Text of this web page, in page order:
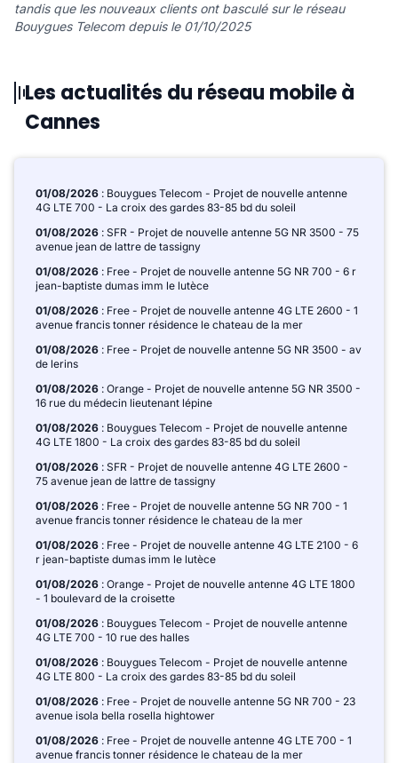
tandis que les nouveaux clients ont basculé sur le réseau
Bouygues Telecom depuis le 01/10/2025
Les actualités du réseau mobile à
Cannes
01/08/2026 : Bouygues Telecom - Projet de nouvelle antenne
4G LTE 700 - La croix des gardes 83-85 bd du soleil
01/08/2026 : SFR - Projet de nouvelle antenne 5G NR 3500 - 75
avenue jean de lattre de tassigny
01/08/2026 : Free - Projet de nouvelle antenne 5G NR 700 - 6 r
jean-baptiste dumas imm le lutèce
01/08/2026 : Free - Projet de nouvelle antenne 4G LTE 2600 - 1
avenue francis tonner résidence le chateau de la mer
01/08/2026 : Free - Projet de nouvelle antenne 5G NR 3500 - av
de lerins
01/08/2026 : Orange - Projet de nouvelle antenne 5G NR 3500 -
16 rue du médecin lieutenant lépine
01/08/2026 : Bouygues Telecom - Projet de nouvelle antenne
4G LTE 1800 - La croix des gardes 83-85 bd du soleil
01/08/2026 : SFR - Projet de nouvelle antenne 4G LTE 2600 -
75 avenue jean de lattre de tassigny
01/08/2026 : Free - Projet de nouvelle antenne 5G NR 700 - 1
avenue francis tonner résidence le chateau de la mer
01/08/2026 : Free - Projet de nouvelle antenne 4G LTE 2100 - 6
r jean-baptiste dumas imm le lutèce
01/08/2026 : Orange - Projet de nouvelle antenne 4G LTE 1800
- 1 boulevard de la croisette
01/08/2026 : Bouygues Telecom - Projet de nouvelle antenne
4G LTE 700 - 10 rue des halles
01/08/2026 : Bouygues Telecom - Projet de nouvelle antenne
4G LTE 800 - La croix des gardes 83-85 bd du soleil
01/08/2026 : Free - Projet de nouvelle antenne 5G NR 700 - 23
avenue isola bella rosella hightower
01/08/2026 : Free - Projet de nouvelle antenne 4G LTE 700 - 1
avenue francis tonner résidence le chateau de la mer